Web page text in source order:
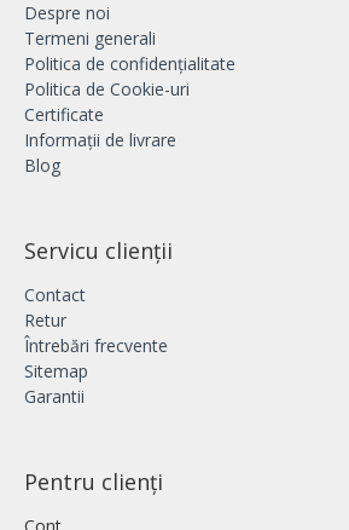
Despre noi
Termeni generali
Politica de confidențialitate
Politica de Cookie-uri
Certificate
Informații de livrare
Blog
Servicu clienții
Contact
Retur
Întrebări frecvente
Sitemap
Garantii
Pentru clienți